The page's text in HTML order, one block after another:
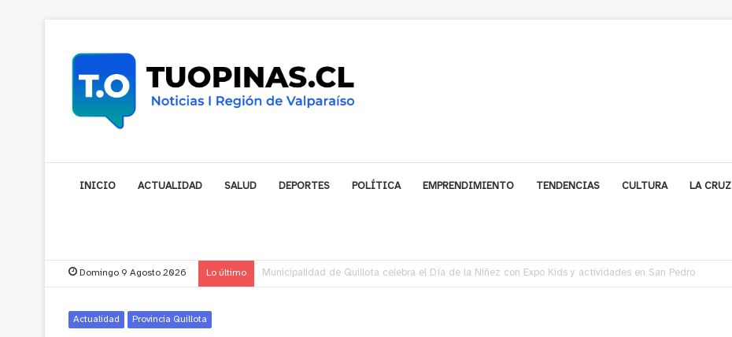
INICIO ACTUALIDAD SALUD DEPORTES POLÍTICA EMPRENDIMIENTO TENDENCIAS CULTURA LA CRUZ
Domingo 9 Agosto 2026 Lo último Municipalidad de Nogales impulsa inversión de más de $125 millones para mejorar el sector El Polígono
Actualidad Provincia Quillota